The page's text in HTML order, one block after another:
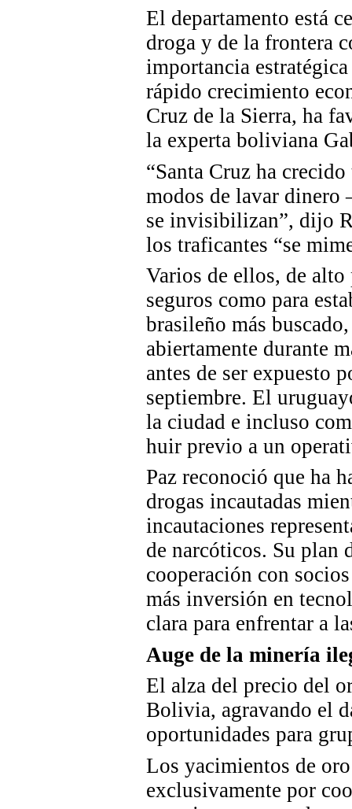
El departamento está
droga y de la frontera
importancia
rápido crecimiento
Cruz de la Sierra, ha
la experta boliviana
“Santa Cruz ha
modos de lavar
se invisibilizan”, dijo
los traficantes “se
Varios de ellos, de
seguros como para
brasileño más
abiertamente durante
antes de ser expuesto
septiembre. El
la ciudad e incluso
huir previo a un
Paz reconoció que ha
drogas incautadas
incautaciones
de narcóticos. Su plan
cooperación con
más inversión en
clara para enfrentar a
Auge de la minería
El alza del precio del
Bolivia, agravando el
oportunidades para
Los yacimientos de
exclusivamente por